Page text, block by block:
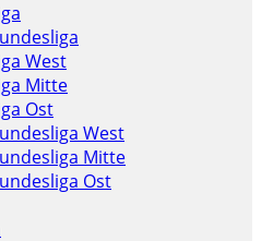
West
Mitte
Ost
West
Mitte
Ost